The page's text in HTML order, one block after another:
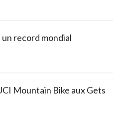
record mondial
Mountain Bike aux Gets